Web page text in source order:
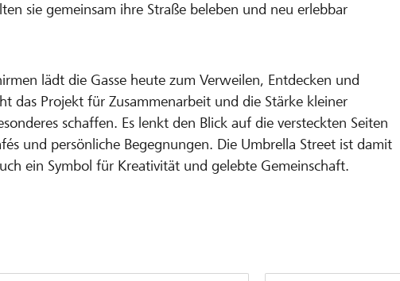
sie gemeinsam ihre Straße beleben und neu erlebbar
lädt die Gasse heute zum Verweilen, Entdecken und
das Projekt für Zusammenarbeit und die Stärke kleiner
schaffen. Es lenkt den Blick auf die versteckten Seiten
und persönliche Begegnungen. Die Umbrella Street ist damit
ein Symbol für Kreativität und gelebte Gemeinschaft.